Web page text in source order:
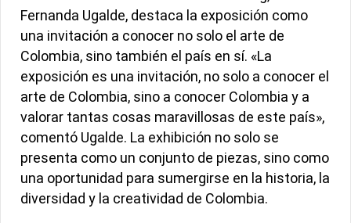
Fernanda Ugalde, destaca la exposición como
una invitación a conocer no solo el arte de
Colombia, sino también el país en sí. «La
exposición es una invitación, no solo a conocer el
arte de Colombia, sino a conocer Colombia y a
valorar tantas cosas maravillosas de este país»,
comentó Ugalde. La exhibición no solo se
presenta como un conjunto de piezas, sino como
una oportunidad para sumergirse en la historia, la
diversidad y la creatividad de Colombia.